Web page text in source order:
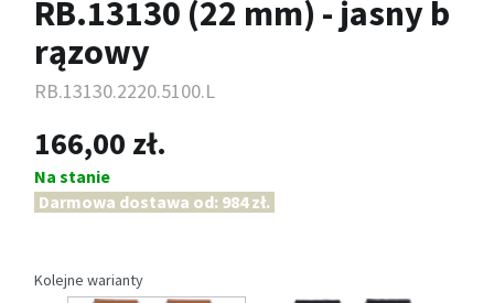
RB.13130 (22 mm) - jasny b
rązowy
RB.13130.2220.5100.L
166,00 zł.
Na stanie
Darmowa dostawa od: 984 zł.
Kolejne warianty